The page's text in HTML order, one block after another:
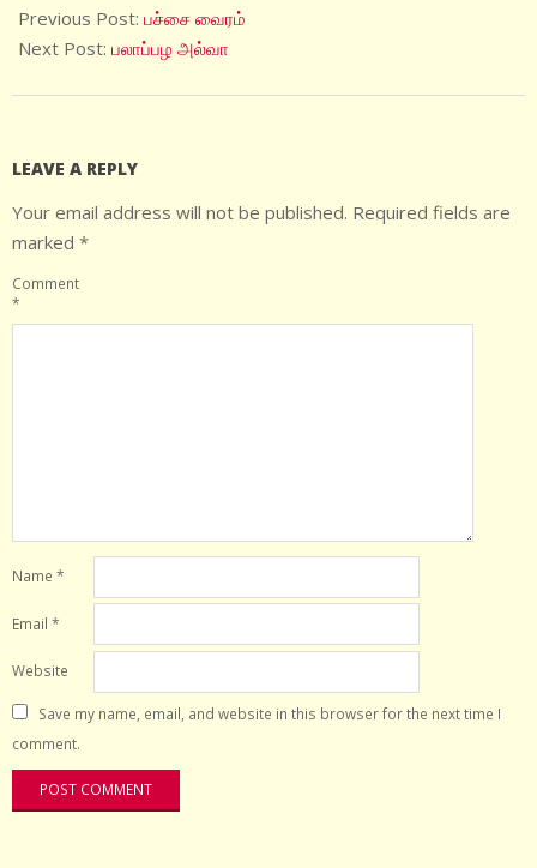
07-
15
Previous Post: பச்சை வைரம்
Next Post: பலாப்பழ அல்வா
LEAVE A REPLY
Your email address will not be published. Required fields are
marked *
Comment
*
Name *
Email *
Website
Save my name, email, and website in this browser for the next time I
comment.